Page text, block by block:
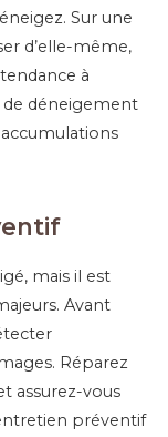
Sur une
d’elle-même,
à
de déneigement
mais il est
Avant
Réparez
assurez-vous
préventif